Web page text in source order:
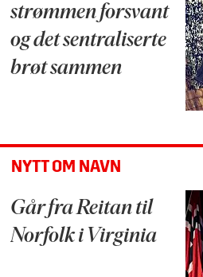
strømmen forsvant
og det sentraliserte
brøt sammen
NYTT OM NAVN
Går fra Reitan til
Norfolk i Virginia